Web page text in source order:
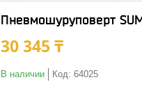
Пневмошуруповерт
30 345 ₸
В наличии Код: 64025